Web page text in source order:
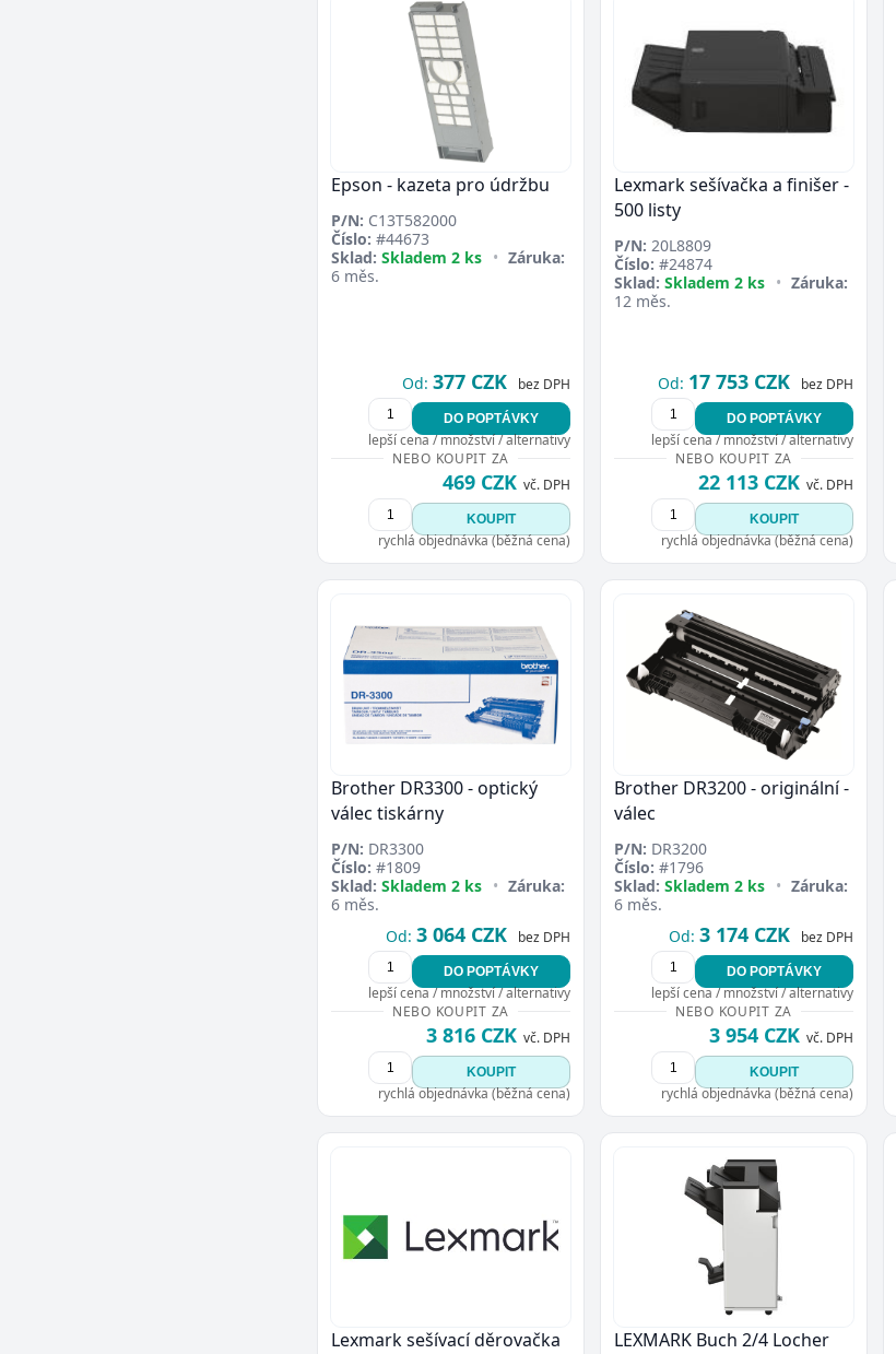
Epson - kazeta pro údržbu
P/N: C13T582000
Číslo: #44673
Sklad: Skladem 2 ks • Záruka:
6 měs.
Od: 377 CZK bez DPH
DO POPTÁVKY
lepší cena / množství / alternativy
NEBO KOUPIT ZA
469 CZK vč. DPH
KOUPIT
rychlá objednávka (běžná cena)
Lexmark sešívačka a finišer -
500 listy
P/N: 20L8809
Číslo: #24874
Sklad: Skladem 2 ks • Záruka:
12 měs.
Od: 17 753 CZK bez DPH
DO POPTÁVKY
lepší cena / množství / alternativy
NEBO KOUPIT ZA
22 113 CZK vč. DPH
KOUPIT
rychlá objednávka (běžná cena)
Brother DR3300 - optický
válec tiskárny
P/N: DR3300
Číslo: #1809
Sklad: Skladem 2 ks • Záruka:
6 měs.
Od: 3 064 CZK bez DPH
DO POPTÁVKY
lepší cena / množství / alternativy
NEBO KOUPIT ZA
3 816 CZK vč. DPH
KOUPIT
rychlá objednávka (běžná cena)
Brother DR3200 - originální -
válec
P/N: DR3200
Číslo: #1796
Sklad: Skladem 2 ks • Záruka:
6 měs.
Od: 3 174 CZK bez DPH
DO POPTÁVKY
lepší cena / množství / alternativy
NEBO KOUPIT ZA
3 954 CZK vč. DPH
KOUPIT
rychlá objednávka (běžná cena)
Lexmark sešívací děrovačka
LEXMARK Buch 2/4 Locher